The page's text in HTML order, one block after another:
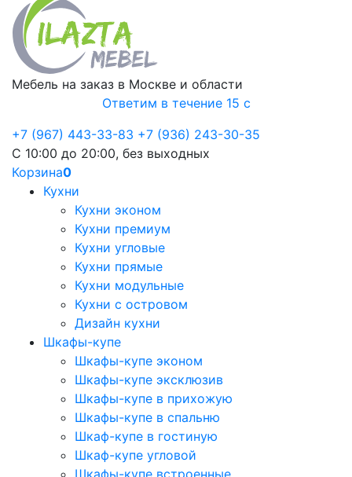
Мебель на заказ в Москве и области
Ответим в течение 15 с
+7 (967) 443-33-83 +7 (936) 243-30-35
С 10:00 до 20:00, без выходных
Корзина0
Кухни
Кухни эконом
Кухни премиум
Кухни угловые
Кухни прямые
Кухни модульные
Кухни с островом
Дизайн кухни
Шкафы-купе
Шкафы-купе эконом
Шкафы-купе эксклюзив
Шкафы-купе в прихожую
Шкафы-купе в спальню
Шкаф-купе в гостиную
Шкаф-купе угловой
Шкафы-купе встроенные